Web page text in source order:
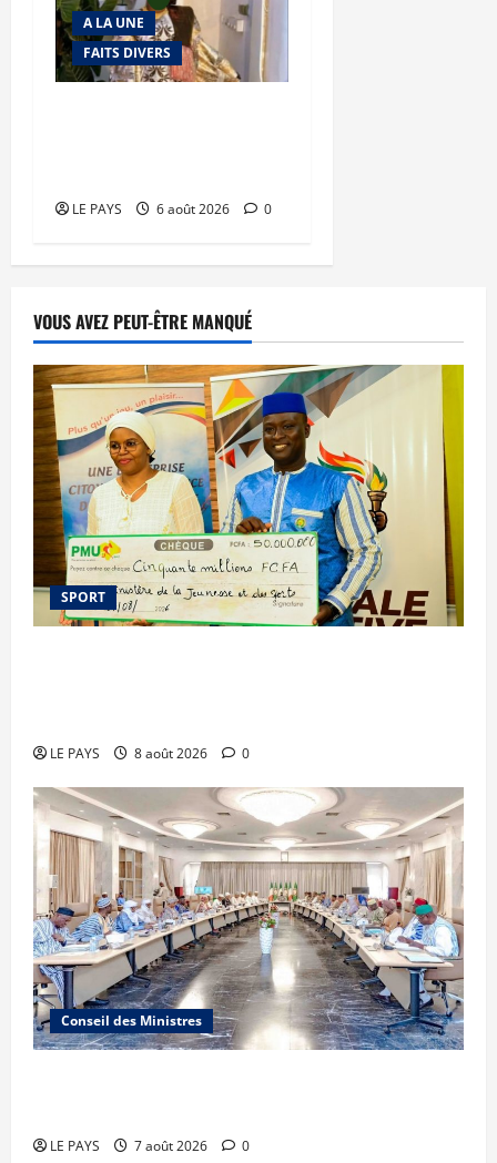
A LA UNE
FAITS DIVERS
LE PAYS 6 août 2026 0
VOUS AVEZ PEUT-ÊTRE MANQUÉ
SPORT
LE PAYS 8 août 2026 0
Conseil des Ministres
LE PAYS 7 août 2026 0